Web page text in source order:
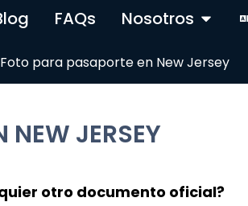
FAQs Nosotros
Foto para pasaporte en New Jersey
NEW JERSEY
otro documento oficial?